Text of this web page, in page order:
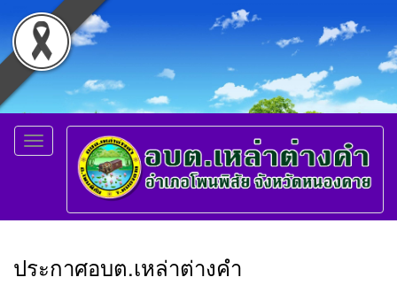
Toggle
navigation
ประกาศอบต.เหล่าต่างคำ